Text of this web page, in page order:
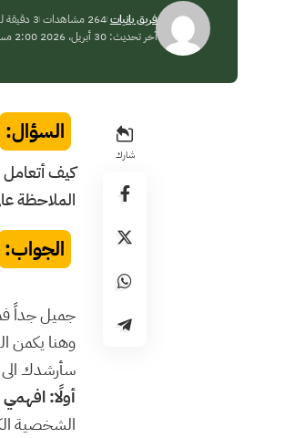
آخر تحديث: 30 أبريل، 2026 2:00 مساءً
فريق بانيات 264 مشاهدات 3 دقيقة للقراءة
شارك
السؤال:
كيف
الملاحظة
الجواب:
جميل جداً
وهنا يكمن
سأرشدك
أولًا:
الشخصية